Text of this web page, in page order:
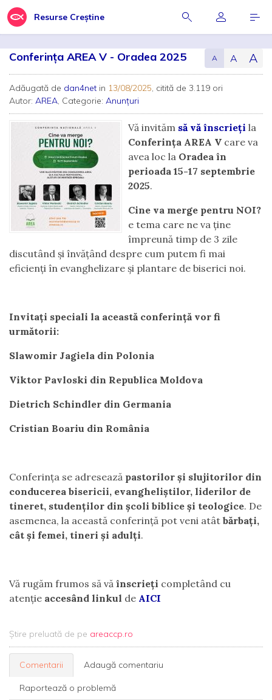
Resurse Creștine
Conferința AREA V - Oradea 2025 A A A
Adăugată de dan4net in 13/08/2025, citită de 3.119 ori
Autor: AREA, Categorie: Anunțuri
Vă invităm să vă înscrieți la
Conferința AREA V care va
avea loc la Oradea în
perioada 15-17 septembrie
2025.
Cine va merge pentru NOI?
e tema care ne va ține
împreună timp de 3 zile
discutând și învățând despre cum putem fi mai
eficienți în evanghelizare și plantare de biserici noi.
Invitați speciali la această conferință vor fi
următorii:
Slawomir Jagiela din Polonia
Viktor Pavloski din Republica Moldova
Dietrich Schindler din Germania
Cristian Boariu din România
Conferința se adresează pastorilor și slujitorilor din
conducerea bisericii, evangheliștilor, liderilor de
tineret, studenților din școli biblice și teologice. De
asemenea, la această conferință pot veni atât bărbați,
cât și femei, tineri și adulți.
Vă rugăm frumos să vă înscrieți completând cu
atenție accesând linkul de AICI
Știre preluată de pe areaccp.ro
Comentarii Adaugă comentariu
Raportează o problemă